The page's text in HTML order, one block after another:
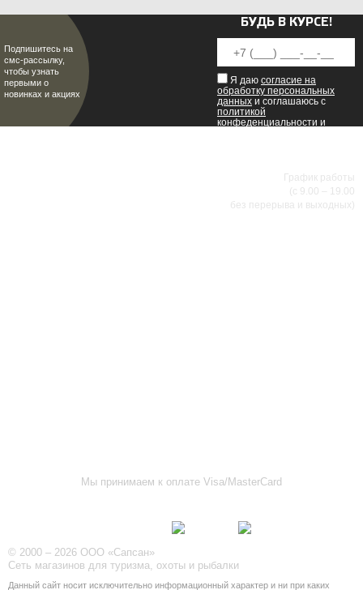
Подпишитесь на
смс-рассылку,
чтобы узнать
первыми о
новинках и акциях
БУДЬ В КУРСЕ!
Я даю согласие на
обработку персональных
данных и соглашаюсь с
политикой
конфеденциальности и
График работы
(с 9.00 – 19.00
без перерыва и выходных)
Мы принимаем к оплате Visa/MasterCard
© 2000 – 2026 ООО «Сапсан»
Сеть магазинов для туризма, охоты и рыбалки
Данный сайт носит исключительно информационный характер и ни при каких